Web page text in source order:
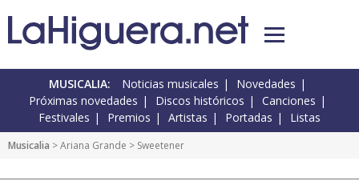
MUSICALIA: Noticias musicales
Novedades
Próximas novedades
Discos históricos
Canciones
Festivales
Premios Artistas Portadas Listas
Musicalia >Ariana Grande > Sweetener